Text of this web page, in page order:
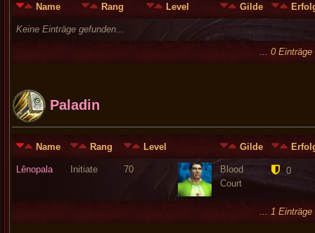
Name Rang Level Gilde
Keine Einträge gefunden...
... 0
Paladin
Name Rang Level Gilde
Lênopala Initiate 70
Blood
Court
0
... 1